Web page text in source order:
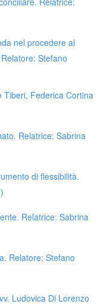
nel procedere al
Stefano
Federica Cortina
Relatrice: Sabrina
di flessibilità.
Relatrice: Sabrina
Relatore: Stefano
Ludovica Di Lorenzo